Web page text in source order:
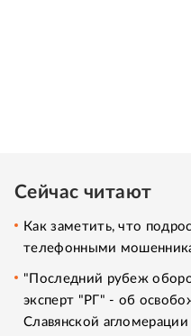
Сейчас читают
Как заметить, что
телефонными
"Последний рубеж
эксперт "РГ" - об
Славянской агломерации